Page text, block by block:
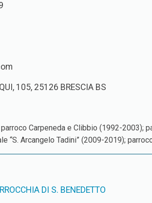
105, 25126 BRESCIA BS
Carpeneda e Clibbio (1992-
“S. Arcangelo Tadini” (2009-2019);
DI S. BENEDETTO